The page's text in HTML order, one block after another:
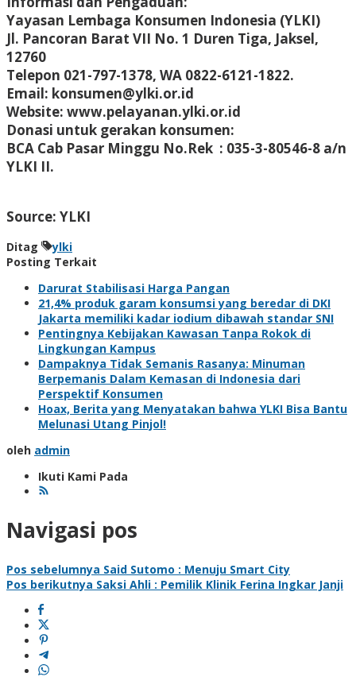
Yayasan Lembaga Konsumen Indonesia (YLKI)
Jl. Pancoran Barat VII No. 1 Duren Tiga, Jaksel,
12760
Telepon 021-797-1378, WA 0822-6121-1822.
Email: konsumen@ylki.or.id
Website: www.pelayanan.ylki.or.id
Donasi untuk gerakan konsumen:
BCA Cab Pasar Minggu No.Rek : 035-3-80546-8 a/n
YLKI II.
Source: YLKI
Ditag
ylki
Posting Terkait
Darurat Stabilisasi Harga Pangan
21,4% produk garam konsumsi yang beredar di DKI
Jakarta memiliki kadar iodium dibawah standar SNI
Pentingnya Kebijakan Kawasan Tanpa Rokok di
Lingkungan Kampus
Dampaknya Tidak Semanis Rasanya: Minuman
Berpemanis Dalam Kemasan di Indonesia dari
Perspektif Konsumen
Hoax, Berita yang Menyatakan bahwa YLKI Bisa Bantu
Melunasi Utang Pinjol!
oleh admin
Ikuti Kami Pada
Navigasi pos
Pos sebelumnya Said Sutomo : Menuju Smart City
Pos berikutnya Saksi Ahli : Pemilik Klinik Ferina Ingkar Janji